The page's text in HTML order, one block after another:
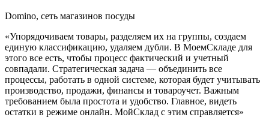
Domino, сеть магазинов посуды
«Упорядочиваем товары, разделяем их на группы, создаем
единую классификацию, удаляем дубли. В МоемСкладе для
этого все есть, чтобы процесс фактический и учетный
совпадали. Стратегическая задача — объединить все
процессы, работать в одной системе, которая будет учитывать
производство, продажи, финансы и товароучет. Важным
требованием была простота и удобство. Главное, видеть
остатки в режиме онлайн. МойСклад с этим справляется»